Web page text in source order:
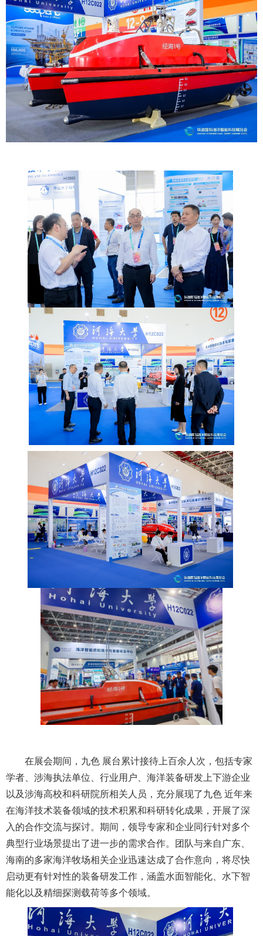
在展会期间，九色 展台累计接待上百余人次，包括专家
学者、涉海执法单位、行业用户、海洋装备研发上下游企业
以及涉海高校和科研院所相关人员，充分展现了九色 近年来
在海洋技术装备领域的技术积累和科研转化成果，开展了深
入的合作交流与探讨。期间，领导专家和企业同行针对多个
典型行业场景提出了进一步的需求合作。团队与来自广东、
海南的多家海洋牧场相关企业迅速达成了合作意向，将尽快
启动更有针对性的装备研发工作，涵盖水面智能化、水下智
能化以及精细探测载荷等多个领域。